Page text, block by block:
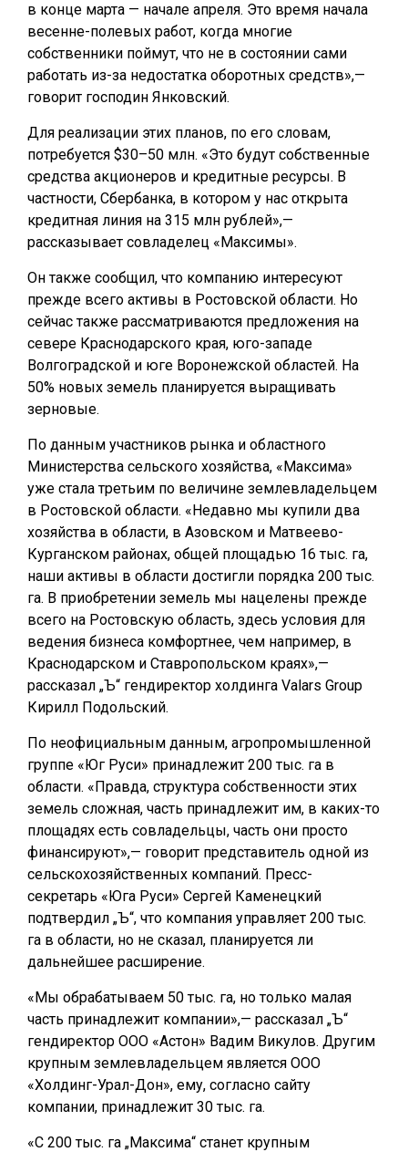
в конце марта — начале апреля. Это время начала
весенне-полевых работ, когда многие
собственники поймут, что не в состоянии сами
работать из-за недостатка оборотных средств»,—
говорит господин Янковский.
Для реализации этих планов, по его словам,
потребуется $30–50 млн. «Это будут собственные
средства акционеров и кредитные ресурсы. В
частности, Сбербанка, в котором у нас открыта
кредитная линия на 315 млн рублей»,—
рассказывает совладелец «Максимы».
Он также сообщил, что компанию интересуют
прежде всего активы в Ростовской области. Но
сейчас также рассматриваются предложения на
севере Краснодарского края, юго-западе
Волгоградской и юге Воронежской областей. На
50% новых земель планируется выращивать
зерновые.
По данным участников рынка и областного
Министерства сельского хозяйства, «Максима»
уже стала третьим по величине землевладельцем
в Ростовской области. «Недавно мы купили два
хозяйства в области, в Азовском и Матвеево-
Курганском районах, общей площадью 16 тыс. га,
наши активы в области достигли порядка 200 тыс.
га. В приобретении земель мы нацелены прежде
всего на Ростовскую область, здесь условия для
ведения бизнеса комфортнее, чем например, в
Краснодарском и Ставропольском краях»,—
рассказал „Ъ“ гендиректор холдинга Valars Group
Кирилл Подольский.
По неофициальным данным, агропромышленной
группе «Юг Руси» принадлежит 200 тыс. га в
области. «Правда, структура собственности этих
земель сложная, часть принадлежит им, в каких-то
площадях есть совладельцы, часть они просто
финансируют»,— говорит представитель одной из
сельскохозяйственных компаний. Пресс-
секретарь «Юга Руси» Сергей Каменецкий
подтвердил „Ъ“, что компания управляет 200 тыс.
га в области, но не сказал, планируется ли
дальнейшее расширение.
«Мы обрабатываем 50 тыс. га, но только малая
часть принадлежит компании»,— рассказал „Ъ“
гендиректор ООО «Астон» Вадим Викулов. Другим
крупным землевладельцем является ООО
«Холдинг-Урал-Дон», ему, согласно сайту
компании, принадлежит 30 тыс. га.
«С 200 тыс. га „Максима“ станет крупным